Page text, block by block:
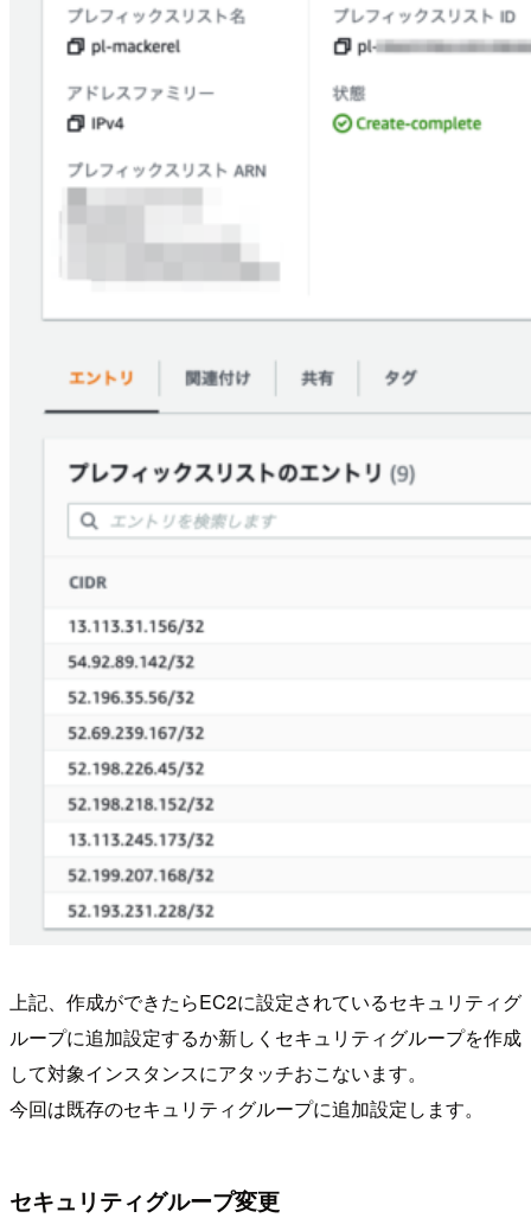
上記、作成ができたらEC2に設定されているセキュリティグ
ループに追加設定するか新しくセキュリティグループを作成
して対象インスタンスにアタッチおこないます。
今回は既存のセキュリティグループに追加設定します。
セキュリティグループ変更